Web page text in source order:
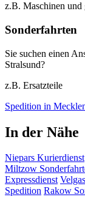
z.B. Maschinen und
Sonderfahrten
Sie suchen einen
Stralsund?
z.B. Ersatzteile
Spedition in
In der Nähe
Niepars Kurierdienst
Miltzow
Expressdienst
Spedition Rakow